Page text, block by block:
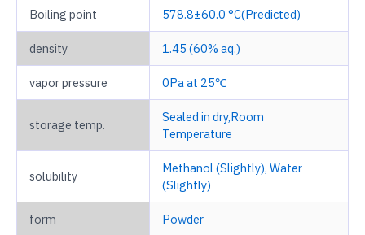
Boiling point 578.8±60.0 °C(Predicted)
density 1.45 (60% aq.)
vapor pressure 0Pa at 25℃
storage temp.
Sealed in dry,Room
Temperature
solubility
Methanol (Slightly), Water
(Slightly)
form Powder